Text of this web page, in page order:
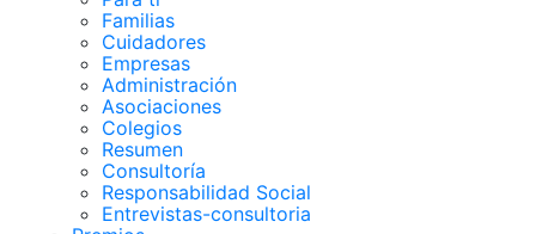
Familias
Cuidadores
Empresas
Administración
Asociaciones
Colegios
Resumen
Consultoría
Responsabilidad Social
Entrevistas-consultoria